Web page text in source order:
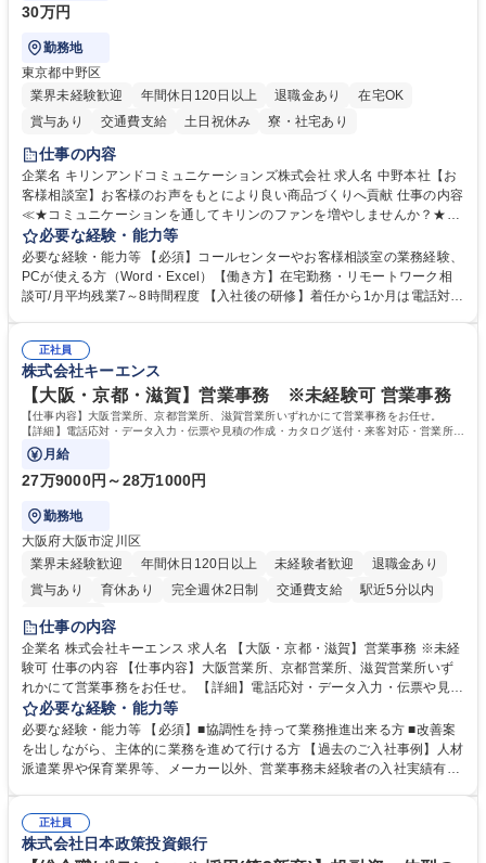
30万円
勤務地
東京都中野区
業界未経験歓迎
年間休日120日以上 退職金あり
在宅OK
賞与あり
交通費支給 土日祝休み 寮・社宅あり
仕事の内容
企業名 キリンアンドコミュニケーションズ株式会社 求人名 中野本社【お
客様相談室】お客様のお声をもとにより良い商品づくりへ貢献 仕事の内容
≪★コミュニケーションを通してキリンのファンを増やしませんか？★≫
お客様のお声をより良い商品づくりに活かしていく上で、窓口となるお客
様相談室でのお仕事です。 日々お客様からいただくキリングループへのご
意見を、企業活動に活かしています。お客様からの声に迅速かつ誠意をも
って対応、情報提供するとともにグループ内活動に反映しています。 【具
平均100件前後■メール・手紙：同上40件前後 募集職種 中野本社【お客様
相談室】お客様のお声をもとにより良い商品づくりへ貢献
必要な経験・能力等
必要な経験・能力等 【必須】コールセンターやお客様相談室の業務経験、
PCが使える方（Word・Excel）【働き方】在宅勤務・リモートワーク相
談可/月平均残業7～8時間程度 【入社後の研修】着任から1か月は電話対応
すのでご安心ください。 【当社について】キリングループの広報機能を担
う会社として、お客様との出会いを大切にし、磨き上げたホスピタリティ
を込めてコミュニケーションをとりながら広報関連業務を行っておりま
す。 学歴・資格 学歴：大学院 大学 高専 短大 専修学校 高校 語学力： 資
格：
正社員
株式会社キーエンス
【大阪・京都・滋賀】営業事務 ※未経験可 営業事務
【仕事内容】大阪営業所、京都営業所、滋賀営業所いずれかにて営業事務をお任せ。
【詳細】電話応対・データ入力・伝票や見積の作成・カタログ送付・来客対応・営業所内
で発生する事務業務や業務改善をお任せ。
月給
27万9000円～28万1000円
勤務地
大阪府大阪市淀川区
業界未経験歓迎
年間休日120日以上 未経験者歓迎
退職金あり
賞与あり
育休あり 完全週休2日制 交通費支給
駅近5分以内
土日祝休み
仕事の内容
企業名 株式会社キーエンス 求人名 【大阪・京都・滋賀】営業事務 ※未経
験可 仕事の内容 【仕事内容】大阪営業所、京都営業所、滋賀営業所いず
れかにて営業事務をお任せ。 【詳細】電話応対・データ入力・伝票や見積
の作成・カタログ送付・来客対応・営業所内で発生する事務業務や業務改
善をお任せ。 【教育制度】ご入社後、育成担当とペアになりながらOJTに
て業務を覚えていただくことが可能です。業務システムがきちんと構築さ
れているため、スムーズに仕事に慣れることができる環境です。また、
募集職種 【大阪・京都・滋賀】営業事務 ※未経験可
必要な経験・能力等
必要な経験・能力等 【必須】■協調性を持って業務推進出来る方 ■改善案
を出しながら、主体的に業務を進めて行ける方 【過去のご入社事例】人材
派遣業界や保育業界等、メーカー以外、営業事務未経験者の入社実績有
えて、お客様や社員の状況に合わせ、能動的なサポート、改善の動きも期
待され。組織を支えるスペシャリストとして、チームに貢献し、結果的に
正社員
株式会社日本政策投資銀行